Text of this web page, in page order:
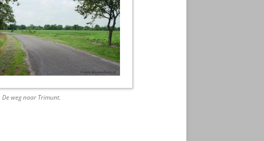
De weg naar Trimunt.